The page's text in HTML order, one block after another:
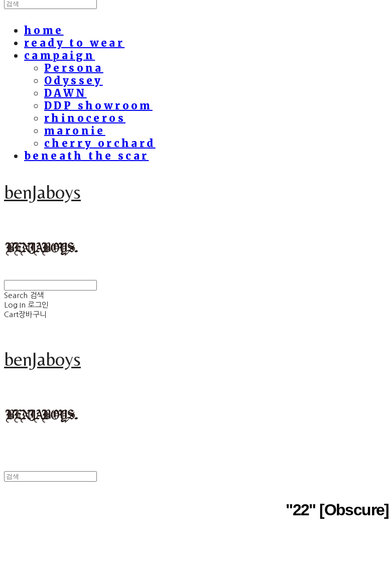
home
ready to wear
campaign
Persona
Odyssey
DAWN
DDP showroom
rhinoceros
maronie
cherry orchard
beneath the scar
benJaboys
Search 검색
Log In 로그인
Cart장바구니
benJaboys
"22" [Obscure]